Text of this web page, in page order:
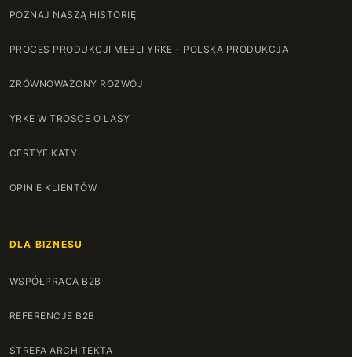
POZNAJ NASZĄ HISTORIĘ
PROCES PRODUKCJI MEBLI YRKE - POLSKA PRODUKCJA
ZRÓWNOWAŻONY ROZWÓJ
YRKE W TROSCE O LASY
CERTYFIKATY
OPINIE KLIENTÓW
DLA BIZNESU
WSPÓŁPRACA B2B
REFERENCJE B2B
STREFA ARCHITEKTA